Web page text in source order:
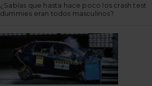
¿Sabías que hasta hace poco los crash test
dummies eran todos masculinos?